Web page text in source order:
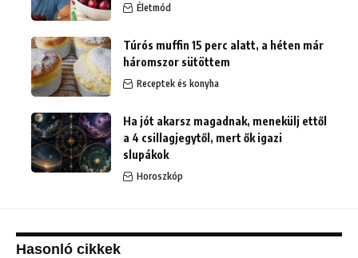
Életmód
Túrós muffin 15 perc alatt, a héten már
háromszor sütöttem
Receptek és konyha
Ha jót akarsz magadnak, menekülj ettől
a 4 csillagjegytől, mert ők igazi
slupákok
Horoszkóp
Hasonló cikkek